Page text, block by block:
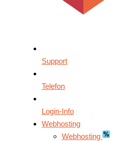
Support
Telefon
Login-Info
Webhosting
Webhosting